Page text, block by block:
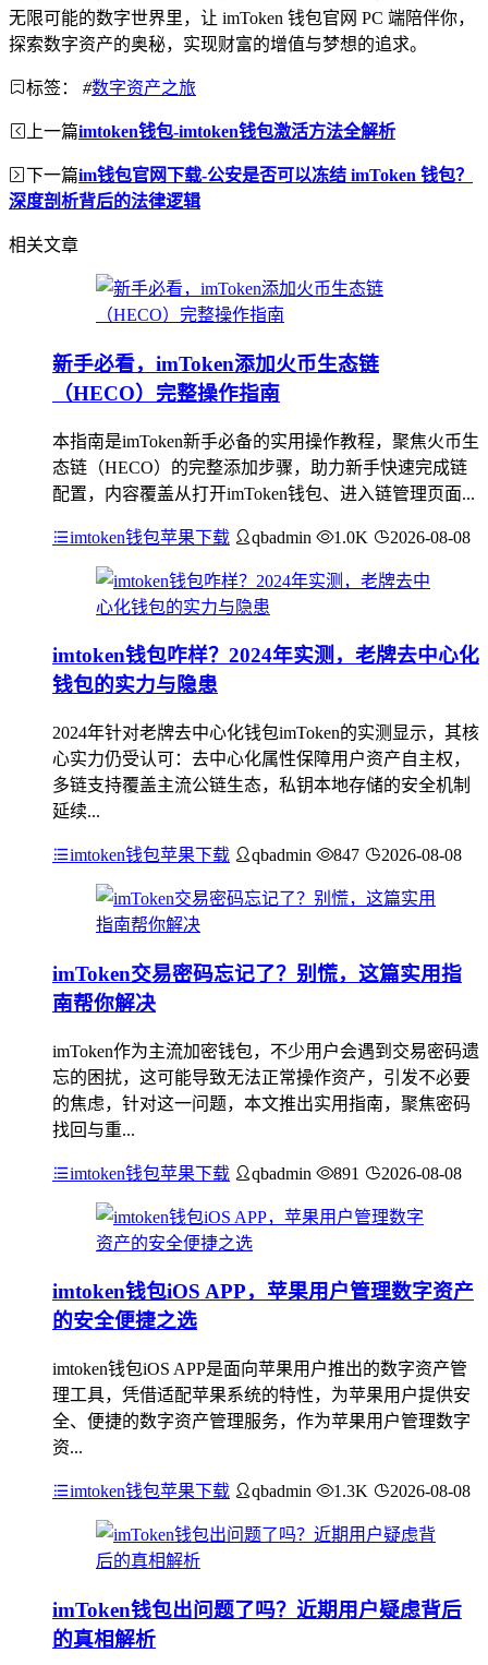
无限可能的数字世界里，让 imToken 钱包官网 PC 端陪伴你，
探索数字资产的奥秘，实现财富的增值与梦想的追求。
标签： #数字资产之旅
上一篇imtoken钱包-imtoken钱包激活方法全解析
下一篇im钱包官网下载-公安是否可以冻结 imToken 钱包？
深度剖析背后的法律逻辑
相关文章
新手必看，imToken添加火币生态链
（HECO）完整操作指南
本指南是imToken新手必备的实用操作教程，聚焦火币生
态链（HECO）的完整添加步骤，助力新手快速完成链
配置，内容覆盖从打开imToken钱包、进入链管理页面...
imtoken钱包苹果下载 qbadmin 1.0K 2026-08-08
imtoken钱包咋样？2024年实测，老牌去中心化
钱包的实力与隐患
2024年针对老牌去中心化钱包imToken的实测显示，其核
心实力仍受认可：去中心化属性保障用户资产自主权，
多链支持覆盖主流公链生态，私钥本地存储的安全机制
延续...
imtoken钱包苹果下载 qbadmin 847 2026-08-08
imToken交易密码忘记了？别慌，这篇实用指
南帮你解决
imToken作为主流加密钱包，不少用户会遇到交易密码遗
忘的困扰，这可能导致无法正常操作资产，引发不必要
的焦虑，针对这一问题，本文推出实用指南，聚焦密码
找回与重...
imtoken钱包苹果下载 qbadmin 891 2026-08-08
imtoken钱包iOS APP，苹果用户管理数字资产
的安全便捷之选
imtoken钱包iOS APP是面向苹果用户推出的数字资产管
理工具，凭借适配苹果系统的特性，为苹果用户提供安
全、便捷的数字资产管理服务，作为苹果用户管理数字
资...
imtoken钱包苹果下载 qbadmin 1.3K 2026-08-08
imToken钱包出问题了吗？近期用户疑虑背后
的真相解析